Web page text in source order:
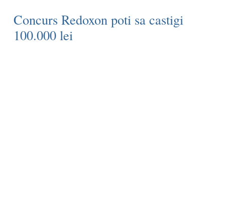
Concurs Redoxon poti sa castigi
100.000 lei